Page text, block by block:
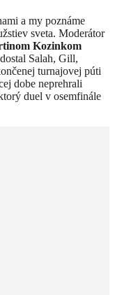
a my poznáme
sveta. Moderátor
Kozinkom
Salah, Gill,
turnajovej púti
dobe neprehrali
duel v osemfinále